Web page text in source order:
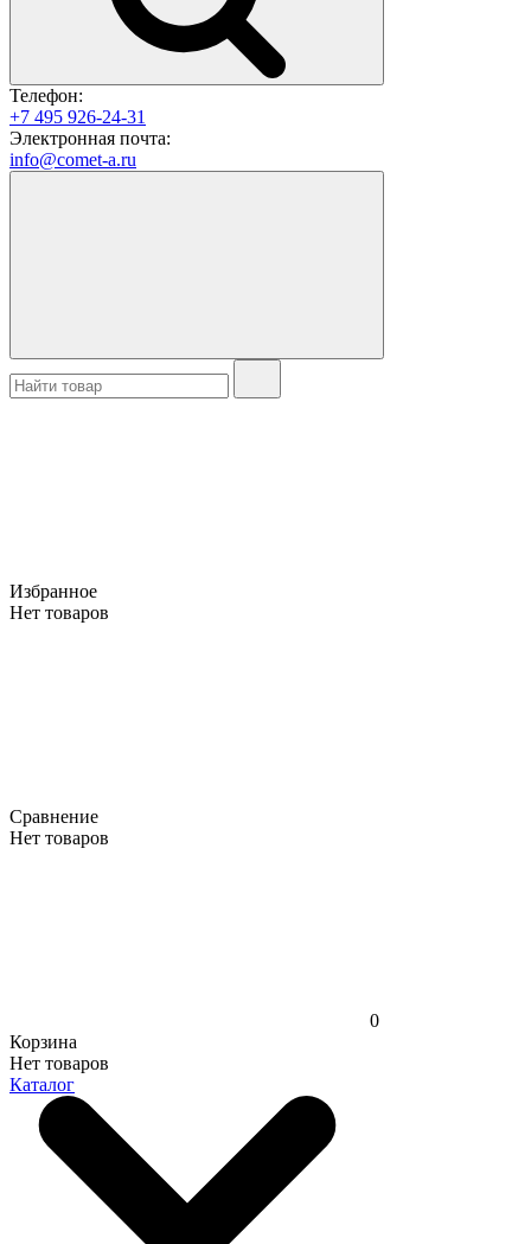
Телефон:
+7 495 926-24-31
Электронная почта:
info@comet-a.ru
Избранное
Нет товаров
Сравнение
Нет товаров
0
Корзина
Нет товаров
Каталог